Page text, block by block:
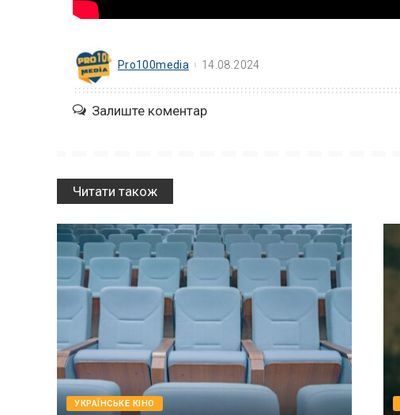
Pro100media 14.08.2024
Залиште коментар
Читати також
УКРАЇНСЬКЕ КІНО